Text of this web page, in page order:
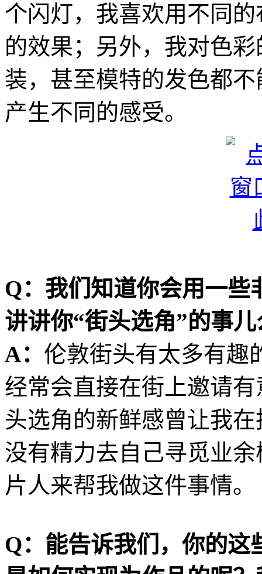
个闪灯，我喜欢用不同
的效果；另外，我对色
装，甚至模特的发色都
产生不同的感受。
Q：我们知道你会用一些
讲讲你“街头选角”的事
A： 伦敦街头有太多有趣
经常会直接在街上邀请
头选角的新鲜感曾让我
没有精力去自己寻觅业
片人来帮我做这件事情。
Q：能告诉我们，你的这